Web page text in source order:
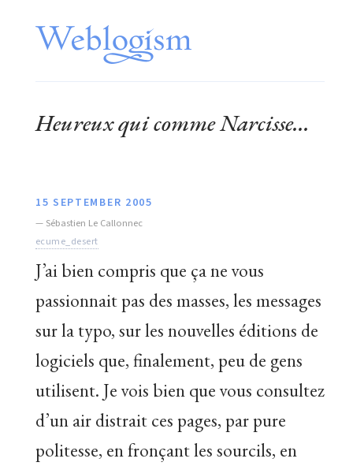
Heureux qui comme Narcisse...
15 SEPTEMBER 2005
— Sébastien Le Callonnec
ecume_desert
J’ai bien compris que ça ne vous
passionnait pas des masses, les messages
sur la typo, sur les nouvelles éditions de
logiciels que, finalement, peu de gens
utilisent. Je vois bien que vous consultez
d’un air distrait ces pages, par pure
politesse, en fronçant les sourcils, en